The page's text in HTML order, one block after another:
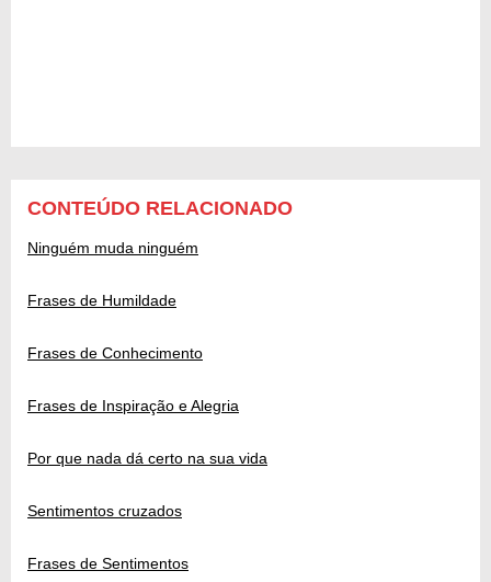
CONTEÚDO RELACIONADO
Ninguém muda ninguém
Frases de Humildade
Frases de Conhecimento
Frases de Inspiração e Alegria
Por que nada dá certo na sua vida
Sentimentos cruzados
Frases de Sentimentos